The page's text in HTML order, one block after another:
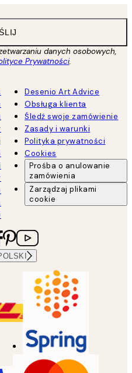
danych osobowych,
Prywatności.
Desenio Art Advice
Obsługa klienta
Śledź swoje zamówienie
Zasady i warunki
Polityka prywatności
Cookies
Prośba o anulowanie
zamówienia
Zarządzaj plikami
cookie